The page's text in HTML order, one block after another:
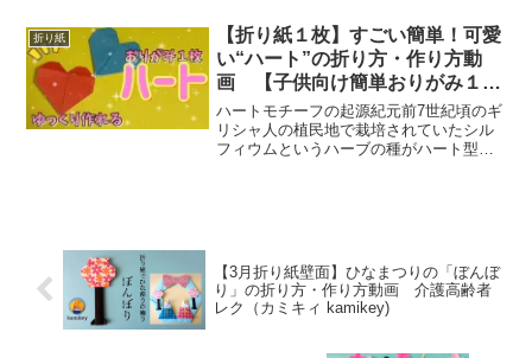
思いますが、毎回、同じような物ばかり
で、バリエーションに困っ...
折り紙
【折り紙１枚】すごい簡単！可愛
い“ハート”の折り方・作り方動
画 【子供向け簡単おりがみ１枚
origami】
ハートモチーフの起源紀元前7世紀頃のギ
リシャ人の植民地で栽培されていたシル
フィウムというハーブの種がハート型を
【3月折り紙壁面】ひなまつりの「ぼんぼ
り」の折り方・作り方動画 介護高齢者
レク（カミキィ kamikey)